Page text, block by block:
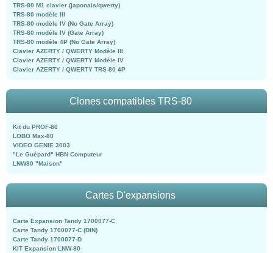
TRS-80 M1 clavier (japonais/qwerty)
TRS-80 modèle III
TRS-80 modèle IV (No Gate Array)
TRS-80 modèle IV (Gate Array)
TRS-80 modèle 4P (No Gate Array)
Clavier AZERTY / QWERTY Modèle III
Clavier AZERTY / QWERTY Modèle IV
Clavier AZERTY / QWERTY TRS-80 4P
Clones compatibles TRS-80
Kit du PROF-80
LOBO Max-80
VIDEO GENIE 3003
"Le Guépard" HBN Computeur
LNW80 "Maison"
Cartes D'expansions
Carte Expansion Tandy 1700077-C
Carte Tandy 1700077-C (DIN)
Carte Tandy 1700077-D
KIT Expansion LNW-80